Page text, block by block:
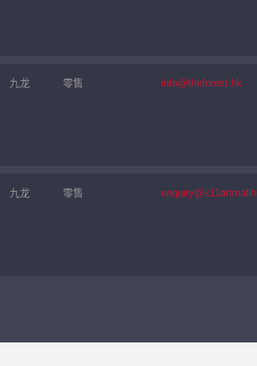
九龙 零售 info@theforest.hk
九龙 零售